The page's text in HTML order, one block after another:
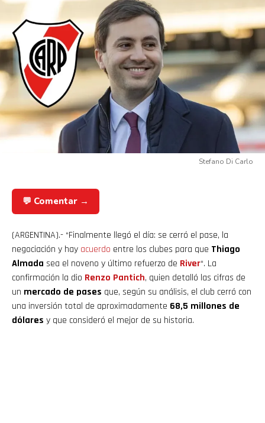
Stefano Di Carlo
💬 Comentar →
(ARGENTINA).- “Finalmente llegó el día: se cerró el pase, la
negociación y hay acuerdo entre los clubes para que Thiago
Almada sea el noveno y último refuerzo de River“. La
confirmación la dio Renzo Pantich, quien detalló las cifras de
un mercado de pases que, según su análisis, el club cerró con
una inversión total de aproximadamente 68,5 millones de
dólares y que consideró el mejor de su historia.